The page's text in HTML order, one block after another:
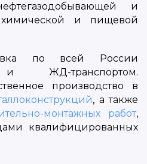
и
химической и пищевой
по всей России
ЖД-транспортом.
производство в
, а также
монтажных работ,
квалифицированных